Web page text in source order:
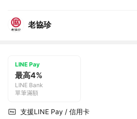
老協珍
LINE Pay
最高4%
LINE Bank
單筆滿額
支援LINE Pay / 信用卡